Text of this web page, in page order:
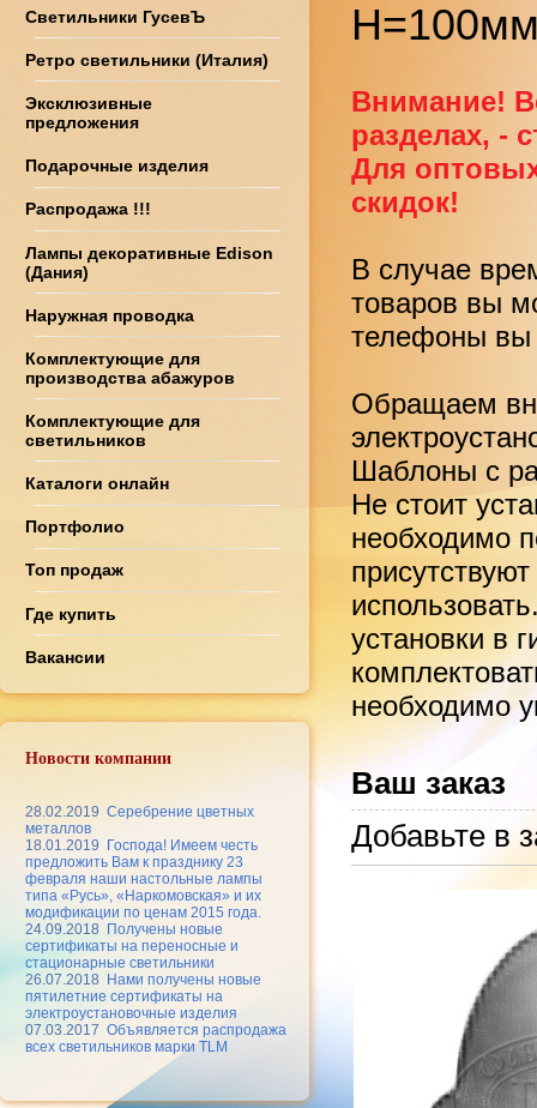
Светильники ГусевЪ
Ретро светильники (Италия)
Эксклюзивные
предложения
Подарочные изделия
Распродажа !!!
Лампы декоративные Edison
(Дания)
Наружная проводка
Комплектующие для
производства абажуров
Комплектующие для
светильников
Каталоги онлайн
Портфолио
Топ продаж
Где купить
Вакансии
Новости компании
28.02.2019 Серебрение цветных
металлов
18.01.2019
Господа! Имеем честь
предложить Вам к празднику 23
февраля наши настольные лампы
типа «Русь», «Наркомовская» и их
модификации по ценам 2015 года.
24.09.2018
Получены новые
сертификаты на переносные и
стационарные светильники
26.07.2018
Нами получены новые
пятилетние сертификаты на
электроустановочные изделия
07.03.2017 Объявляется распродажа
всех светильников марки TLM
Внимание!
разделах, -
Для
скидок!
В случае
товаров вы
телефоны вы
Обращаем
Шаблоны с
Не стоит
необходимо
установки в
необходимо
Ваш заказ
Добавьте в